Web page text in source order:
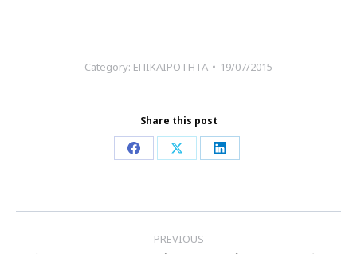
Category: ΕΠΙΚΑΙΡΟΤΗΤΑ 19/07/2015
Share this post
Share
Facebook
Share
X
Share
LinkedIn
PREVIOUS